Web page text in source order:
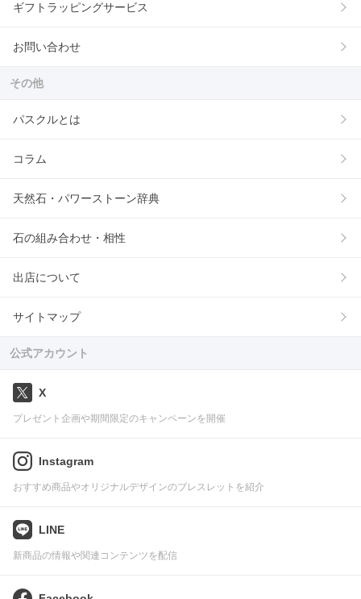
ギフトラッピングサービス
お問い合わせ
その他
パスクルとは
コラム
天然石・パワーストーン辞典
石の組み合わせ・相性
出店について
サイトマップ
公式アカウント
X
プレゼント企画や期間限定のキャンペーンを開催
Instagram
おすすめ商品やオリジナルデザインのブレスレットを紹介
LINE
新商品の情報や関連コンテンツを配信